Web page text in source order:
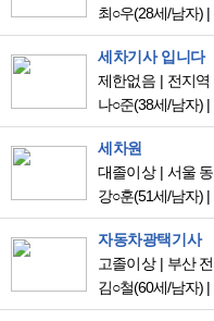
최○우(28세/남자) |
세차기사 입니다
제한없음
전지역
나○준(38세/남자) |
세차원
대졸이상
서울
강○훈(51세/남자) |
자동차광택기사
고졸이상
부산
김○철(60세/남자) |